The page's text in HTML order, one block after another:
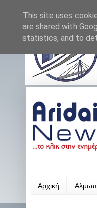
Αρχική
This site uses
are shared with
statistics, and to